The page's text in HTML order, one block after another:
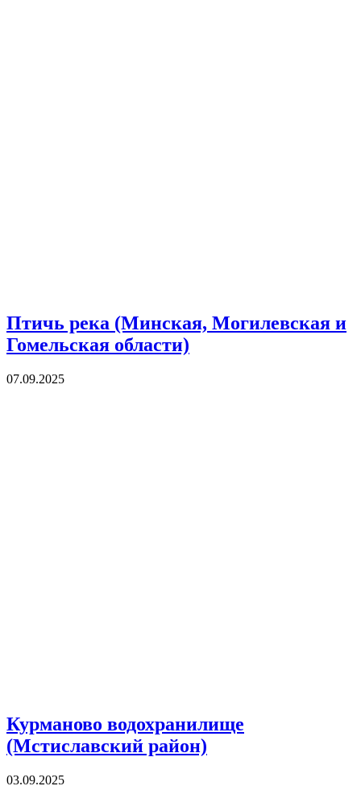
Птичь река (Минская, Могилевская и
Гомельская области)
07.09.2025
Курманово водохранилище
(Мстиславский район)
03.09.2025